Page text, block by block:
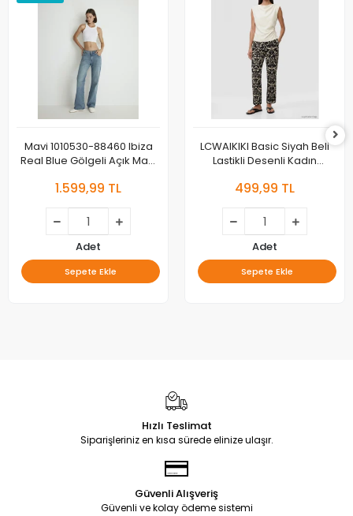
Mavi 1010530-88460 Ibiza
Real Blue Gölgeli Açık Mavi
1.599,99 TL
Adet
Sepete Ekle
LCWAIKIKI Basic Siyah Beli
Lastikli Desenli Kadın
499,99 TL
Adet
Sepete Ekle
Hızlı Teslimat
Siparişleriniz en kısa sürede elinize ulaşır.
Güvenli Alışveriş
Güvenli ve kolay ödeme sistemi